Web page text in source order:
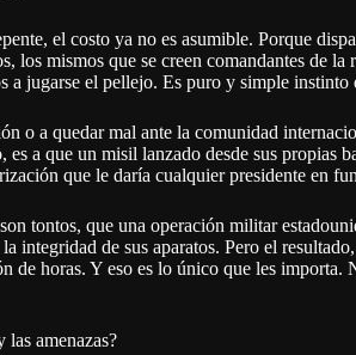
el costo ya no es asumible. Porque
los mismos que se creen comandantes de
a jugarse el pellejo. Es puro y simple
o a quedar mal ante la comunidad
es a que un misil lanzado desde sus propias
que le daría cualquier presidente en
tontos, que una operación militar
integridad de sus aparatos. Pero el
de horas. Y eso es lo único que les
las amenazas?